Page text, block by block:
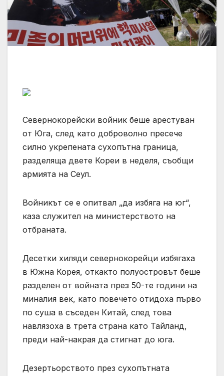
Севернокорейски войник беше арестуван
от Юга, след като доброволно пресече
силно укрепената сухопътна граница,
разделяща двете Кореи в неделя, съобщи
армията на Сеул.
Войникът се е опитвал „да избяга на юг“,
каза служител на министерството на
отбраната.
Десетки хиляди севернокорейци избягаха
в Южна Корея, откакто полуостровът беше
разделен от войната през 50-те години на
миналия век, като повечето отидоха първо
по суша в съседен Китай, след това
навлязоха в трета страна като Тайланд,
преди най-накрая да стигнат до юга.
Дезертьорството през сухопътната